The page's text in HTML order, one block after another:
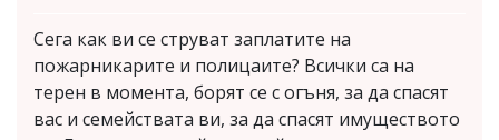
Сега как ви се струват заплатите на
пожарникарите и полицаите? Всички са на
терен в момента, борят се с огъня, за да спасят
вас и семействата ви, за да спасят имуществото